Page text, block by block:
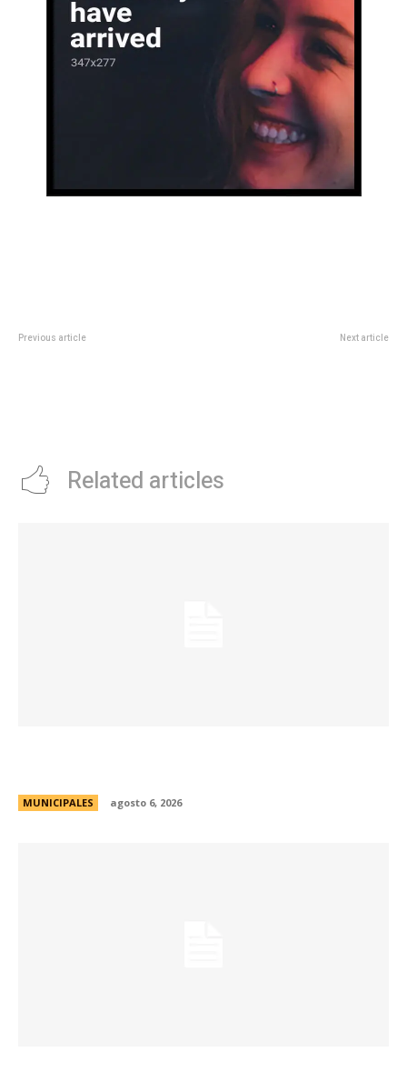
Previous article Next article
Related articles
MUNICIPALES agosto 6, 2026